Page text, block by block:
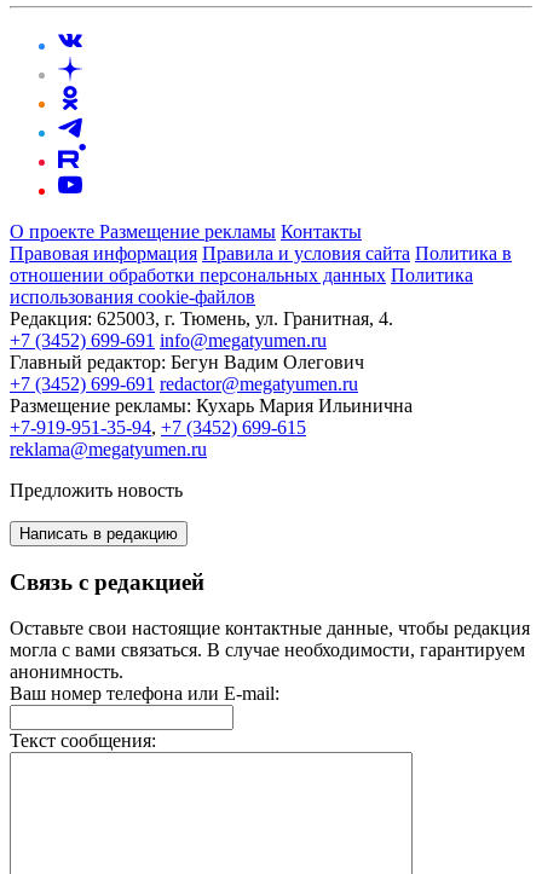
О проекте Размещение рекламы Контакты
Правовая информация Правила и условия сайта Политика в
отношении обработки персональных данных Политика
использования cookie-файлов
Редакция: 625003, г. Тюмень, ул. Гранитная, 4.
+7 (3452) 699-691 info@megatyumen.ru
Главный редактор: Бегун Вадим Олегович
+7 (3452) 699-691 redactor@megatyumen.ru
Размещение рекламы: Кухарь Мария Ильинична
+7-919-951-35-94, +7 (3452) 699-615
reklama@megatyumen.ru
Предложить новость
Написать в редакцию
Связь с редакцией
Оставьте свои настоящие контактные данные, чтобы редакция
могла с вами связаться. В случае необходимости, гарантируем
анонимность.
Ваш номер телефона или E-mail:
Текст сообщения: